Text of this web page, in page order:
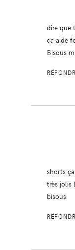
dire que
ça aide
Bisous
shorts
très jolis
bisous